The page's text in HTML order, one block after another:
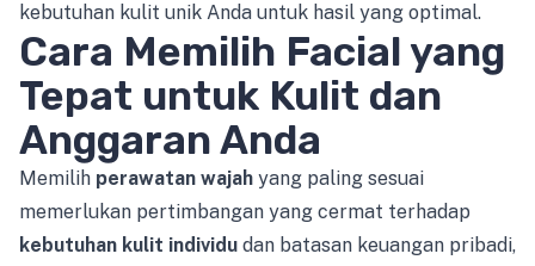
kebutuhan kulit unik Anda untuk hasil yang optimal.
Cara Memilih Facial yang
Tepat untuk Kulit dan
Anggaran Anda
Memilih perawatan wajah yang paling sesuai
memerlukan pertimbangan yang cermat terhadap
kebutuhan kulit individu dan batasan keuangan pribadi,